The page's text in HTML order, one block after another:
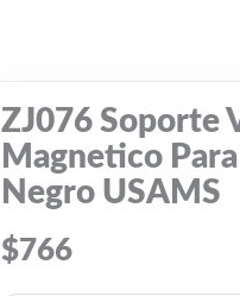
ZJ076 Soporte
Magnetico
Negro USAMS
$766